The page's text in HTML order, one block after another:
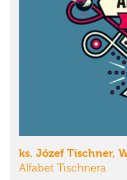
ks. Józef Tischner,
Alfabet Tischnera